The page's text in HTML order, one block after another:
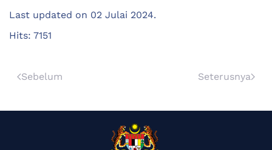
Last updated on 02 Julai 2024.
Hits: 7151
Sebelum Seterusnya